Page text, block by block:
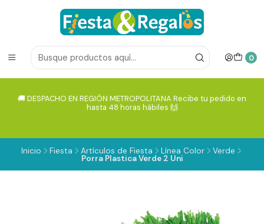
0
🚚 DESPACHO EN REGIÓN METROPOLITANA Recibe tu pedido en
hasta 48 horas hábiles 🙌
Inicio Fiesta Artículos de Fiesta Línea Color Verde
Porra Plastica Verde 2 Uni